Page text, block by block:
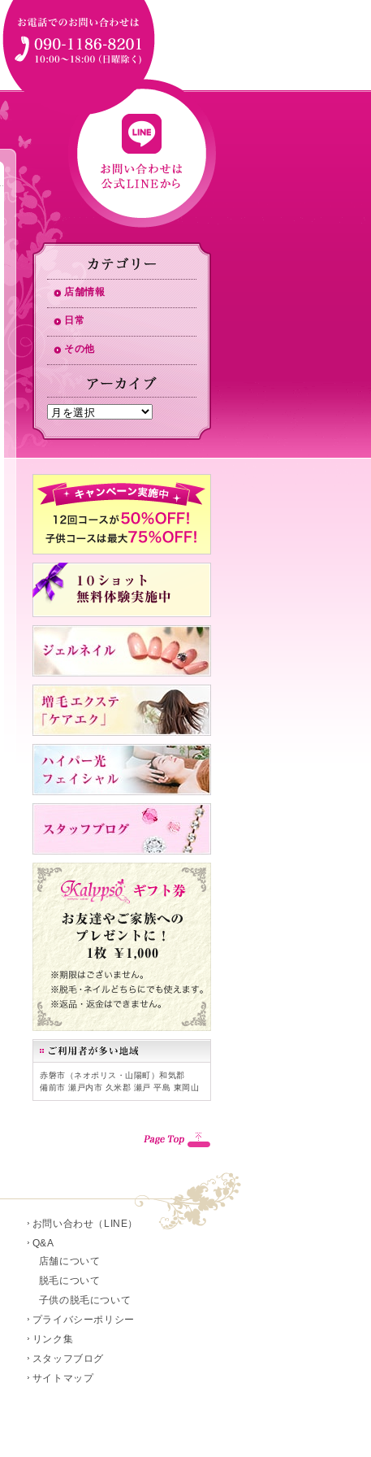
店舗情報
日常
その他
赤磐市（ネオポリス・山陽町）和気郡
備前市 瀬戸内市 久米郡 瀬戸 平島 東岡山
お問い合わせ（LINE）
Q&A
店舗について
脱毛について
子供の脱毛について
プライバシーポリシー
リンク集
スタッフブログ
サイトマップ